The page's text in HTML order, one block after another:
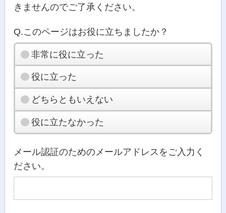
きませんのでご了承ください。
Q.このページはお役に立ちましたか？
非常に役に立った
役に立った
どちらともいえない
役に立たなかった
メール認証のためのメールアドレスをご入力く
ださい。